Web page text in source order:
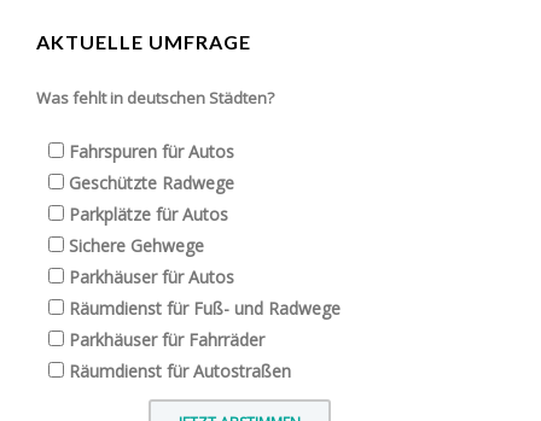
AKTUELLE UMFRAGE
Was fehlt in deutschen Städten?
Fahrspuren für Autos
Geschützte Radwege
Parkplätze für Autos
Sichere Gehwege
Parkhäuser für Autos
Räumdienst für Fuß- und Radwege
Parkhäuser für Fahrräder
Räumdienst für Autostraßen